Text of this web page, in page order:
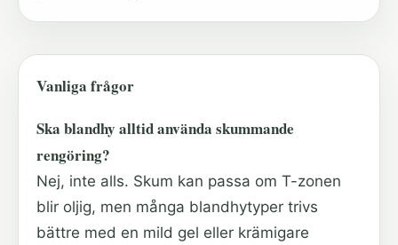
Vanliga frågor
Ska blandhy alltid använda skummande
rengöring?
Nej, inte alls. Skum kan passa om T-zonen
blir oljig, men många blandhytyper trivs
bättre med en mild gel eller krämigare